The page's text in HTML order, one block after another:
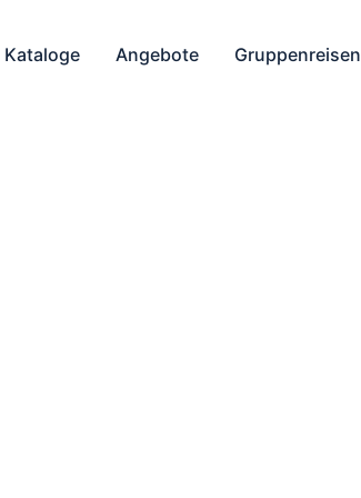
Kataloge Angebote Gruppenreisen